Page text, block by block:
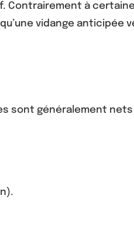
Contrairement à
vidange anticipée
sont généralement nets